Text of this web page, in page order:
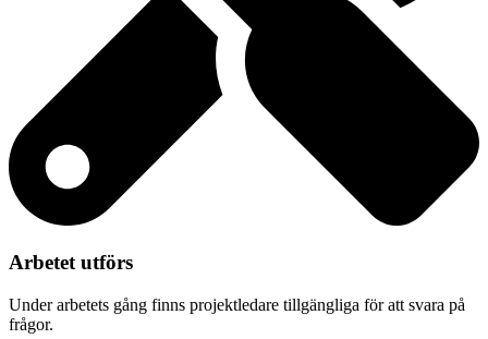
Arbetet utförs
Under arbetets gång finns projektledare tillgängliga för att svara på
frågor.